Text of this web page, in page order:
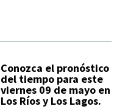
Conozca el pronóstico
del tiempo para este
viernes 09 de mayo en
Los Ríos y Los Lagos.